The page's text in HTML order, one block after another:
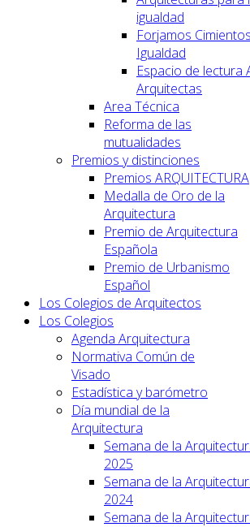
igualdad
Forjamos
Igualdad
Espacio de lectura
Arquitectas
Area Técnica
Reforma de las
mutualidades
Premios y distinciones
Premios ARQUITECTURA
Medalla de Oro de la
Arquitectura
Premio de Arquitectura
Española
Premio de Urbanismo
Español
Los Colegios de Arquitectos
Los Colegios
Agenda Arquitectura
Normativa Común de
Visado
Estadística y barómetro
Día mundial de la
Arquitectura
Semana de la
2025
Semana de la
2024
Semana de la